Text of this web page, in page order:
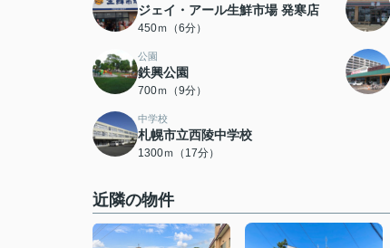
ジェイ・アール生鮮市場 発寒店
450ｍ（6分）
公園
鉄興公園
700ｍ（9分）
中学校
札幌市立西陵中学校
1300ｍ（17分）
近隣の物件